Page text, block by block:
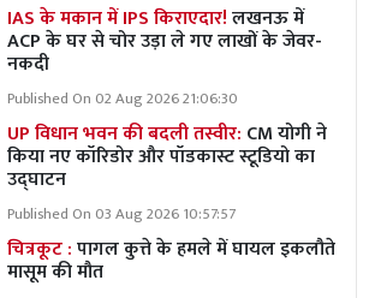
IAS के मकान में IPS किराएदार!लखनऊ में
ACP के घर से चोर उड़ा ले गए लाखों के जेवर-
नकदी
Published On 02 Aug 2026 21:06:30
UP विधान भवन की बदली तस्वीर: CM योगी ने
किया नए कॉरिडोर और पॉडकास्ट स्टूडियो का
उद्घाटन
Published On 03 Aug 2026 10:57:57
चित्रकूट :पागल कुत्ते के हमले में घायल इकलौते
मासूम की मौत